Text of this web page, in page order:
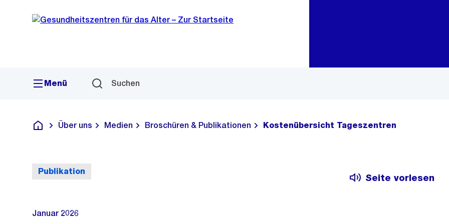
Navigation
Sprunglink
Menü Suchen
Gesundheitszentren für das Alter
Über uns Medien Broschüren & Publikationen Kostenübersicht Tageszentren
Publikation
Seite vorlesen
Januar 2026